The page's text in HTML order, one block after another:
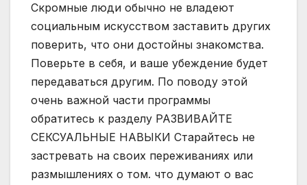
Скромные люди обычно не владеют
социальным искусством заставить других
поверить, что они достойны знакомства.
Поверьте в себя, и ваше убеждение будет
передаваться другим. По поводу этой
очень важной части программы
обратитесь к разделу РАЗВИВАЙТЕ
СЕКСУАЛЬНЫЕ НАВЫКИ Старайтесь не
застревать на своих переживаниях или
размышлениях о том. что думают о вас